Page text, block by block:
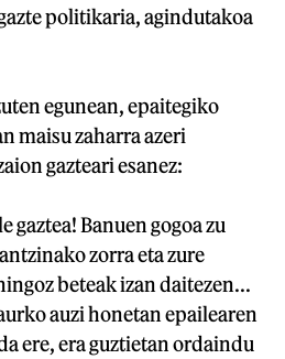
politikaria, agindutakoa
egunean, epaitegiko
maisu zaharra azeri
gazteari esanez:
Banuen gogoa zu
zorra eta zure
beteak izan daitezen...
auzi honetan epailearen
ere, era guztietan ordaindu